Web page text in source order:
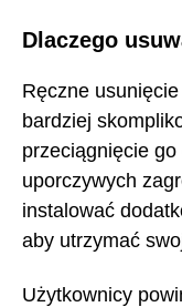
Dlaczego
Ręczne
bardziej
przeciągnięcie
uporczywych
instalować
aby utrzymać
Użytkownicy